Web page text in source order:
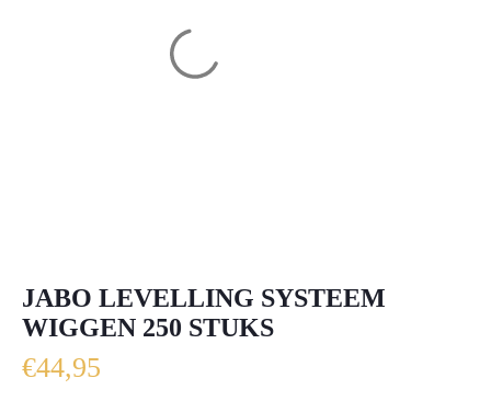
JABO LEVELLING SYSTEEM
WIGGEN 250 STUKS
€44,95